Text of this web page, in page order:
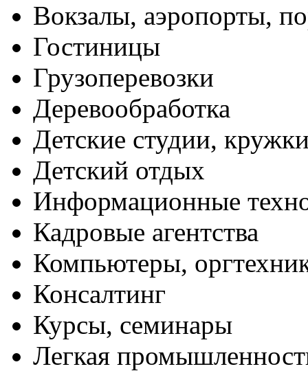
Вокзалы, аэропорты,
Гостиницы
Грузоперевозки
Деревообработка
Детские студии,
Детский отдых
Информационные
Кадровые агентства
Компьютеры,
Консалтинг
Курсы, семинары
Легкая